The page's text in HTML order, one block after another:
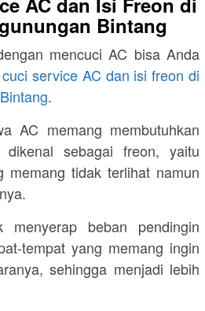
Bintang
mencuci AC bisa Anda
service AC dan isi freon di
.
AC memang membutuhkan
sebagai freon, yaitu
memang tidak terlihat namun
menyerap beban pendingin
tempat yang memang ingin
sehingga menjadi lebih